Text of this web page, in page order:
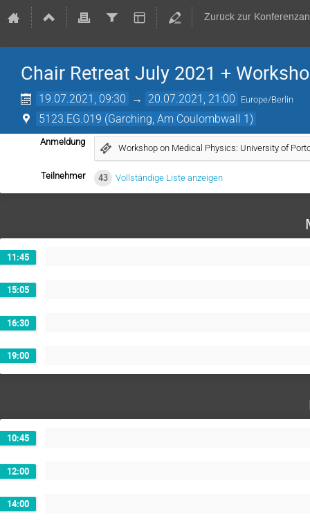
Zurück zur
Chair Retreat July 2021 +
19.07.2021, 09:30 → 20.07.2021, 21:00 Europe/Berlin
5123.EG.019 (Garching, Am Coulombwall 1)
Anmeldung
Workshop on Medical Physics: University of
Teilnehmer 43 Vollständige Liste anzeigen
11:45
15:05
16:30
19:00
10:45
12:00
14:00